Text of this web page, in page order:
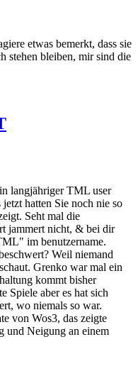
etwas bemerkt, dass sie
stehen bleiben, mir sind die
langjähriger TML user
hatten Sie noch nie so
Seht mal die
jammert nicht, & bei dir
im benutzername.
Weil niemand
Grenko war mal ein
kommt bisher
Spiele aber es hat sich
wo niemals so war.
von Wos3, das zeigte
und Neigung an einem